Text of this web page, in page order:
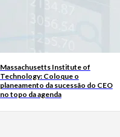
Massachusetts Institute of
Technology: Coloque o
planeamento da sucessão do CEO
no topo da agenda